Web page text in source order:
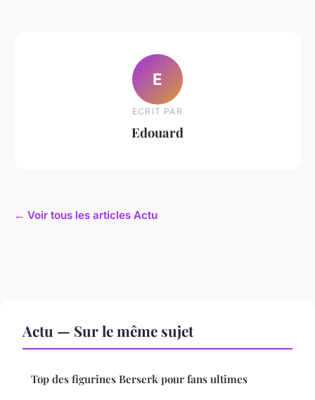
E
ECRIT PAR
Edouard
← Voir tous les articles Actu
Actu — Sur le même sujet
Top des figurines Berserk pour fans ultimes